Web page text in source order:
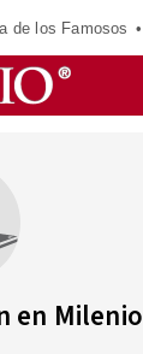
de los Famosos
en Milenio